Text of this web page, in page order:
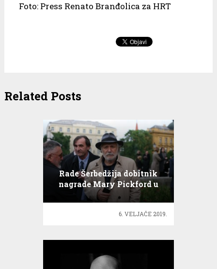
Foto: Press Renato Branđolica za HRT
Related Posts
Rade Šerbedžija dobitnik
nagrade Mary Pickford u
Los Angelesu
6. VELJAČE 2019.